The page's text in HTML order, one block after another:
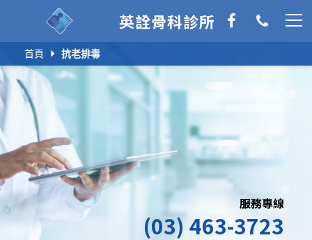
英詮骨科診所
服務專線
(03) 463-3723
首頁 抗老排毒